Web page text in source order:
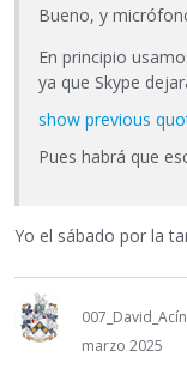
Bueno, y
En principio
ya que Skype
show previous
Pues habrá que
Yo el sábado por la
007_David_Acín
marzo 2025